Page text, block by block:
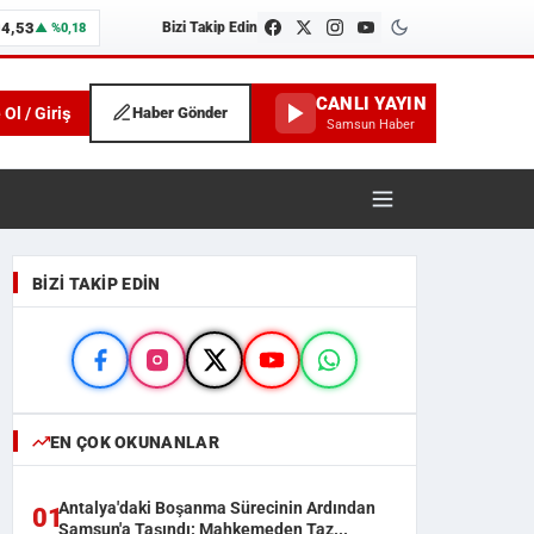
▲ %0,18 Bizi Takip Edin
Ol / Giriş Haber Gönder CANLI YAYIN
Samsun Haber
ve İlçe Haberleri
BIZI TAKIP EDIN
EN ÇOK OKUNANLAR
01Antalya'daki Boşanma Sürecinin Ardından
Samsun'a Taşındı: Mahkemeden Taz...